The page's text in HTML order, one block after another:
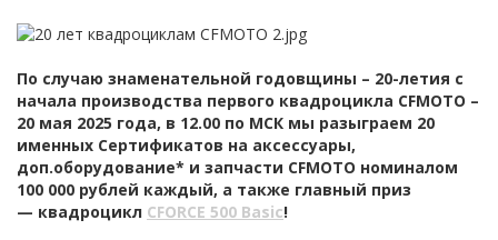
По случаю знаменательной годовщины – 20-летия с
начала производства первого квадроцикла CFMOTO –
20 мая 2025 года, в 12.00 по МСК мы разыграем 20
именных Сертификатов на аксессуары,
доп.оборудование* и запчасти CFMOTO номиналом
100 000 рублей каждый, а также главный приз
— квадроцикл CFORCE 500 Basic!